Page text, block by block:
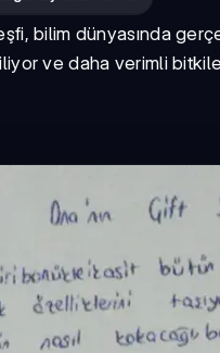
bilim dünyasında
ve daha verimli